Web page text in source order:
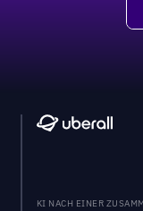
KI NACH EINER